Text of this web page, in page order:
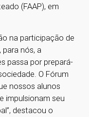
(FAAP), em
na participação de
nós, a
passa por prepará-
O Fórum
nossos alunos
impulsionam seu
destacou o